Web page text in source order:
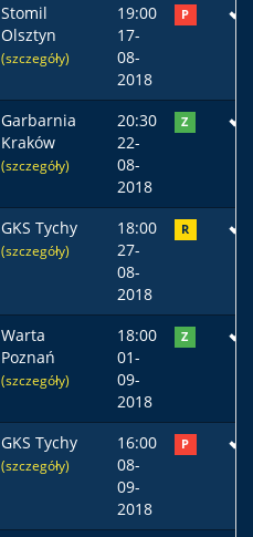
Stomil
Olsztyn
(szczegóły)
19:00
17-
08-
2018
P
Garbarnia
Kraków
(szczegóły)
20:30
22-
08-
2018
Z
GKS Tychy
(szczegóły)
18:00
27-
08-
2018
R
Warta
Poznań
(szczegóły)
18:00
01-
09-
2018
Z
GKS Tychy
(szczegóły)
16:00
08-
09-
2018
P